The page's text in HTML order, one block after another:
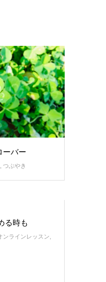
ーバー
, つぶやき
る時も
ンラインレッスン,